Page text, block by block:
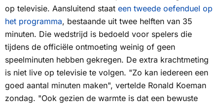
op televisie. Aansluitend staat een tweede oefenduel op
het programma, bestaande uit twee helften van 35
minuten. Die wedstrijd is bedoeld voor spelers die
tijdens de officiële ontmoeting weinig of geen
speelminuten hebben gekregen. De extra krachtmeting
is niet live op televisie te volgen. "Zo kan iedereen een
goed aantal minuten maken", vertelde Ronald Koeman
zondag. "Ook gezien de warmte is dat een bewuste